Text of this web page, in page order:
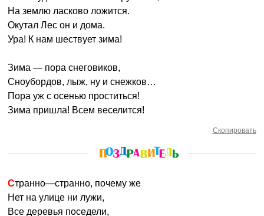
На землю ласково ложится.
Окутал Лес он и дома.
Ура! К нам шествует зима!
Зима — пора снеговиков,
Сноубордов, лыж, ну и снежков…
Пора уж с осенью проститься!
Зима пришла! Всем веселится!
Скопировать
Странно—странно, почему же
Нет на улице ни лужи,
Все деревья поседели,